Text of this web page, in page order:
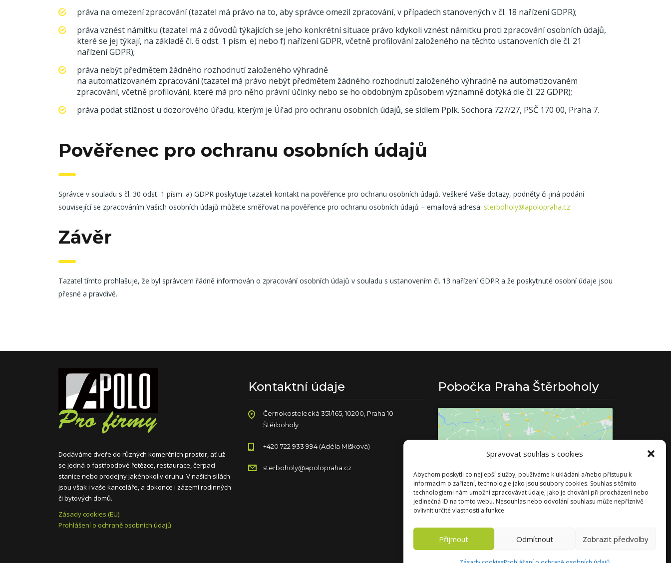
Spravovat souhlas s cookies
Abychom poskytli co nejlepší služby, používáme k ukládání a/nebo přístupu k
informacím o zařízení, technologie jako jsou soubory cookies. Souhlas s těmito
technologiemi nám umožní zpracovávat údaje, jako je chování při procházení nebo
jedinečná ID na tomto webu. Nesouhlas nebo odvolání souhlasu může nepříznivě
ovlivnit určité vlastnosti a funkce.
Přijmout Odmítnout Zobrazit předvolby
práva na omezení zpracování (tazatel má právo na to, aby správce omezil zpracování, v případech stanovených v čl. 18 nařízení GDPR);
práva vznést námitku (tazatel má z důvodů týkajících se jeho konkrétní situace právo kdykoli vznést námitku proti zpracování osobních údajů,
které se jej týkají, na základě čl. 6 odst. 1 písm. e) nebo f) nařízení GDPR, včetně profilování založeného na těchto ustanoveních dle čl. 21
nařízení GDPR);
práva nebýt předmětem žádného rozhodnutí založeného výhradně
na automatizovaném zpracování (tazatel má právo nebýt předmětem žádného rozhodnutí založeného výhradně na automatizovaném
zpracování, včetně profilování, které má pro něho právní účinky nebo se ho obdobným způsobem významně dotýká dle čl. 22 GDPR);
práva podat stížnost u dozorového úřadu, kterým je Úřad pro ochranu osobních údajů, se sídlem Pplk. Sochora 727/27, PSČ 170 00, Praha 7.
Pověřenec pro ochranu osobních údajů
Správce v souladu s čl. 30 odst. 1 písm. a) GDPR poskytuje tazateli kontakt na pověřence pro ochranu osobních údajů. Veškeré Vaše dotazy, podněty či jiná podání
související se zpracováním Vašich osobních údajů můžete směřovat na pověřence pro ochranu osobních údajů – emailová adresa: sterboholy@apolopraha.cz
Závěr
Tazatel tímto prohlašuje, že byl správcem řádně informován o zpracování osobních údajů v souladu s ustanovením čl. 13 nařízení GDPR a že poskytnuté osobní údaje jsou
přesné a pravdivé.
Dodáváme dveře do různých komerčních prostor, ať už
se jedná o fastfoodové řetězce, restaurace, čerpací
stanice nebo prodejny jakéhokoliv druhu. V našich silách
jsou však i vaše kanceláře, a dokonce i zázemí rodinných
či bytových domů.
Zásady cookies (EU)
Prohlášení o ochraně osobních údajů
Kontaktní údaje
Černokostelecká 351/165, 10200, Praha 10
Štěrboholy
+420 722 933 994 (Adéla Míšková)
sterboholy@apolopraha.cz
Pobočka Praha Štěrboholy
cookie a povolte tento obsah